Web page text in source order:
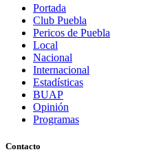
Portada
Club Puebla
Pericos de Puebla
Local
Nacional
Internacional
Estadísticas
BUAP
Opinión
Programas
Contacto